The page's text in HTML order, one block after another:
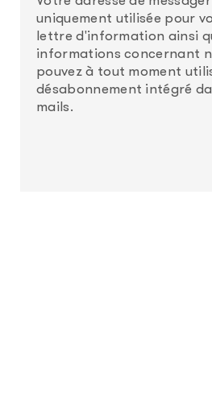
uniquement utilisée pour
lettre d'information ainsi
informations concernant
pouvez à tout moment
désabonnement intégré
mails.